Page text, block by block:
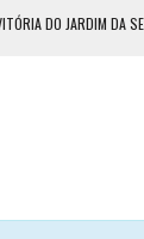
DO JARDIM DA